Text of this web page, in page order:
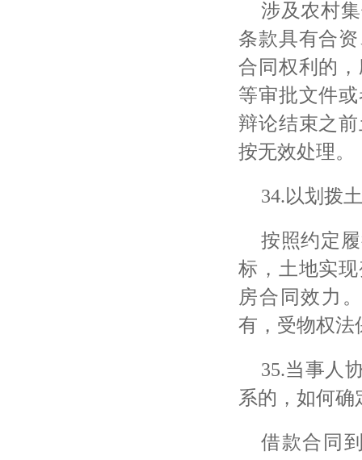
涉及农村
条款具有合
合同权利的
等审批文件
辩论结束之
按无效处理。
34.以划拨
按照约定
标，土地实
房合同效力
有，受物权法
35.当事人
系的，如何
借款合同